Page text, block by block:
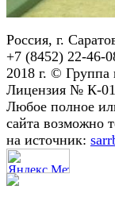
Россия, г.
+7 (8452) 22-46-
2018 г. ©
Лицензия № К-
Любое полное
сайта возможно
на источник: